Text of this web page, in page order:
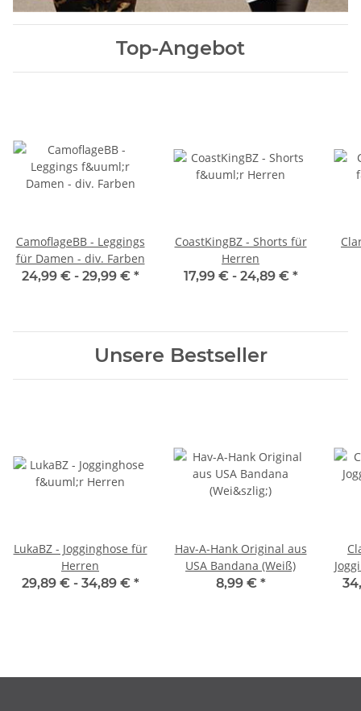
Top-Angebot
CamoflageBB - Leggings
für Damen - div. Farben
24,99 € - 29,99 € *
CoastKingBZ - Shorts für
Herren
17,99 € - 24,89 € *
Unsere Bestseller
LukaBZ - Jogginghose für
Herren
29,89 € - 34,89 € *
Hav-A-Hank Original aus
USA Bandana (Weiß)
8,99 € *